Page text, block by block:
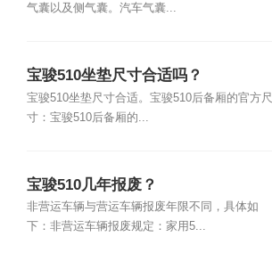
气囊以及侧气囊。汽车气囊...
宝骏510坐垫尺寸合适吗？
宝骏510坐垫尺寸合适。宝骏510后备厢的官方尺
寸：宝骏510后备厢的...
宝骏510几年报废？
非营运车辆与营运车辆报废年限不同，具体如
下：非营运车辆报废规定：家用5...